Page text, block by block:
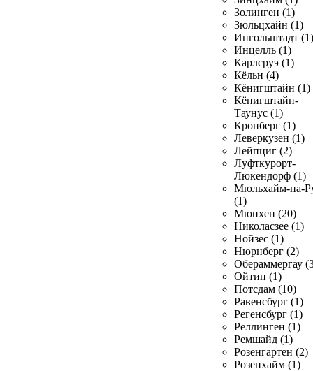
Золинген (1)
Зюльцхайн (1)
Ингольштадт (1)
Инцелль (1)
Карлсруэ (1)
Кёльн (4)
Кёнигштайн (1)
Кёнигштайн-
Таунус (1)
Кронберг (1)
Леверкузен (1)
Лейпциг (2)
Луфткурорт-
Люкендорф (1)
Мюльхайм-на-
(1)
Мюнхен (20)
Николасзее (1)
Нойзес (1)
Нюрнберг (2)
Обераммергау
Ойтин (1)
Потсдам (10)
Равенсбург (1)
Регенсбург (1)
Реллинген (1)
Ремшайд (1)
Розенгартен (2)
Розенхайм (1)